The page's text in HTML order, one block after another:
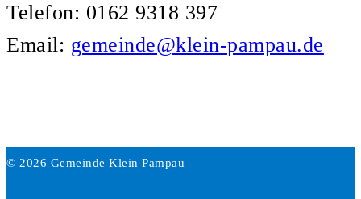
Telefon: 0162 9318 397
Email: gemeinde@klein-pampau.de
© 2026 Gemeinde Klein Pampau